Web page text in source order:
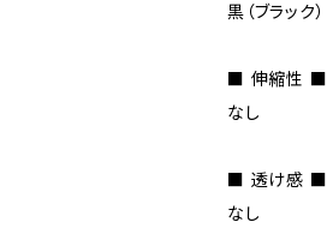
黒（ブラック）
■ 伸縮性 ■
なし
■ 透け感 ■
なし